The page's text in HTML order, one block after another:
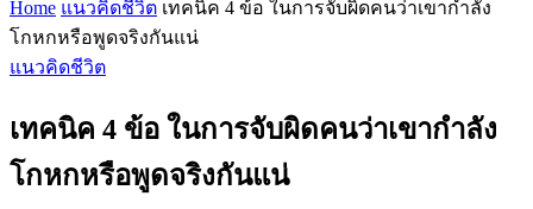
Home แนวคิดชีวิต เทคนิค 4 ข้อ ในการจับผิดคนว่าเขากำลัง
โกหกหรือพูดจริงกันแน่
แนวคิดชีวิต
เทคนิค 4 ข้อ ในการจับผิดคนว่าเขากำลัง
โกหกหรือพูดจริงกันแน่